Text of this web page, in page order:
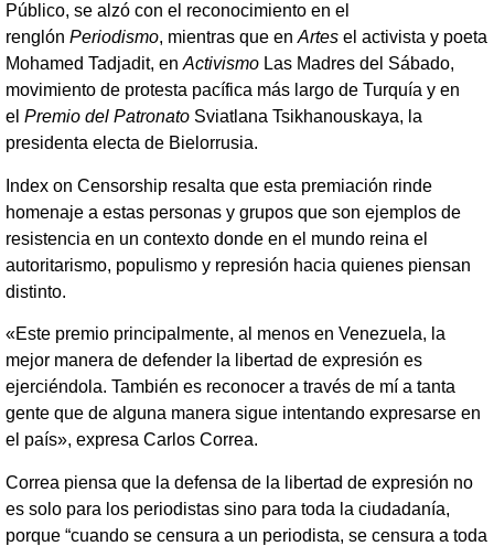
Público, se alzó con el reconocimiento en el
renglón Periodismo, mientras que en Artes el activista y poeta
Mohamed Tadjadit, en Activismo Las Madres del Sábado,
movimiento de protesta pacífica más largo de Turquía y en
el Premio del Patronato Sviatlana Tsikhanouskaya, la
presidenta electa de Bielorrusia.
Index on Censorship resalta que esta premiación rinde
homenaje a estas personas y grupos que son ejemplos de
resistencia en un contexto donde en el mundo reina el
autoritarismo, populismo y represión hacia quienes piensan
distinto.
«Este premio principalmente, al menos en Venezuela, la
mejor manera de defender la libertad de expresión es
ejerciéndola. También es reconocer a través de mí a tanta
gente que de alguna manera sigue intentando expresarse en
el país», expresa Carlos Correa.
Correa piensa que la defensa de la libertad de expresión no
es solo para los periodistas sino para toda la ciudadanía,
porque “cuando se censura a un periodista, se censura a toda